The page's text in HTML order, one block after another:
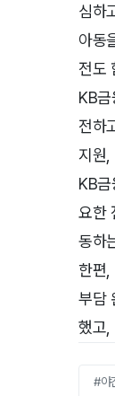
심하
아동
전도
KB
전하
지원,
KB
요한
동하
한편,
부담
했고,
#야